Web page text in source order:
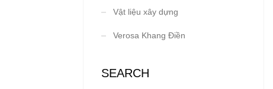
Vật liệu xây dựng
Verosa Khang Điền
SEARCH